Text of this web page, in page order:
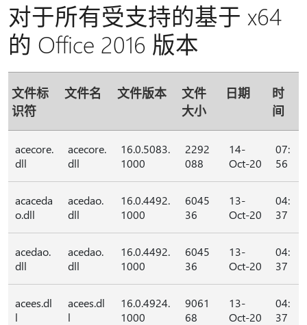
对于所有受支持的基于 x64
的 Office 2016 版本
文件标
识符
文件名 文件版本
文件
大小
日期
时
间
acecore.
dll
acecore.
dll
16.0.5083.
1000
2292
088
14-
Oct-20
07:
56
acaceda
o.dll
acedao.
dll
16.0.4492.
1000
6045
36
13-
Oct-20
04:
37
acedao.
dll
acedao.
dll
16.0.4492.
1000
6045
36
13-
Oct-20
04:
37
acees.dl
l
acees.dl
l
16.0.4924.
1000
9061
68
13-
Oct-20
04:
37